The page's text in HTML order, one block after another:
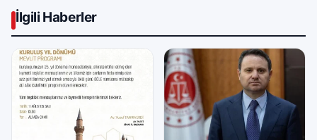
İlgili Haberler